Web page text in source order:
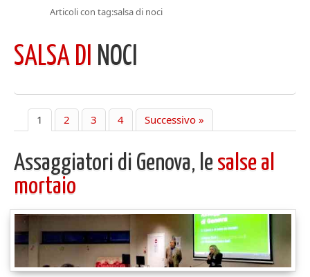
Articoli con tag:salsa di noci
SALSA DI NOCI
1 2 3 4 Successivo »
Assaggiatori di Genova, le salse al
mortaio